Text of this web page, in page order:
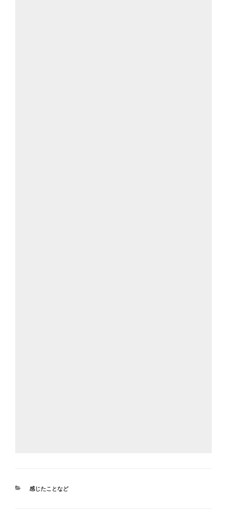
カ
感じたことなど